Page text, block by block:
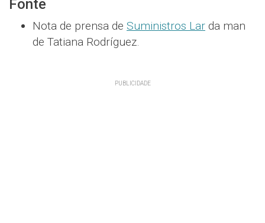
Fonte
Nota de prensa de Suministros Lar da man
de Tatiana Rodríguez.